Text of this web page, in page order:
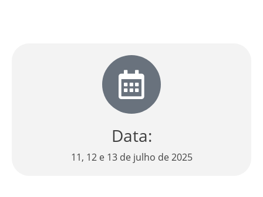
Data:
11, 12 e 13 de julho de 2025